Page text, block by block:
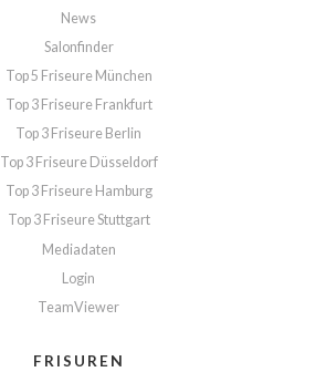
News
Salonfinder
Top 5 Friseure München
Top 3 Friseure Frankfurt
Top 3 Friseure Berlin
Top 3 Friseure Düsseldorf
Top 3 Friseure Hamburg
Top 3 Friseure Stuttgart
Mediadaten
Login
TeamViewer
FRISUREN